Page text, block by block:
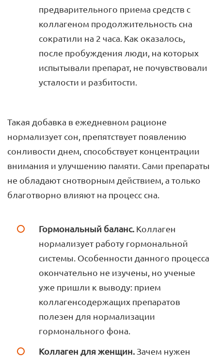
предварительного приема средств с
коллагеном продолжительность сна
сократили на 2 часа. Как оказалось,
после пробуждения люди, на которых
испытывали препарат, не почувствовали
усталости и разбитости.
Такая добавка в ежедневном рационе
нормализует сон, препятствует появлению
сонливости днем, способствует концентрации
внимания и улучшению памяти. Сами препараты
не обладают снотворным действием, а только
благотворно влияют на процесс сна.
Гормональный баланс. Коллаген
нормализует работу гормональной
системы. Особенности данного процесса
окончательно не изучены, но ученые
уже пришли к выводу: прием
коллагенсодержащих препаратов
полезен для нормализации
гормонального фона.
Коллаген для женщин. Зачем нужен